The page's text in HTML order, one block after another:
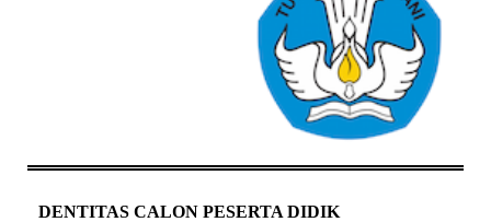
DENTITAS CALON PESERTA DIDIK